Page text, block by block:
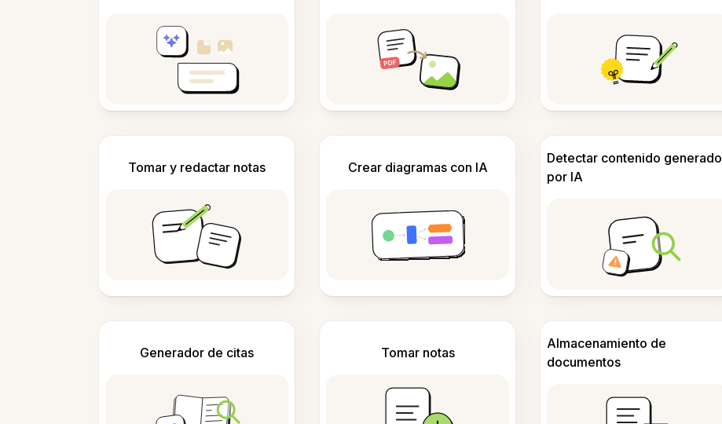
Tomar y redactar notas Crear diagramas con IA
Detectar contenido generado
por IA
Generador de citas Tomar notas
Almacenamiento de
documentos